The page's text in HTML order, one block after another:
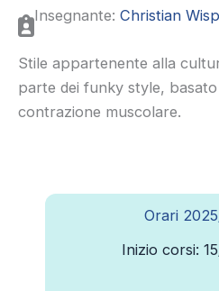
Insegnante:Christian
Stile appartenente alla
parte dei funky style,
contrazione muscolare.
Orari
Inizio corsi: